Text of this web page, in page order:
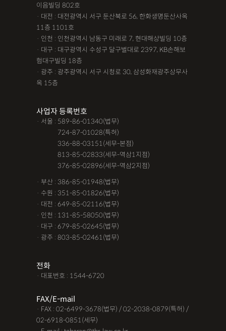
이음빌딩 802호
· 대전 : 대전광역시 서구 둔산북로 56, 한화생명둔산사옥
11층 1101호
· 인천 : 인천광역시 남동구 미래로 7, 현대해상빌딩 10층
· 대구 : 대구광역시 수성구 달구벌대로 2397, KB손해보
험대구빌딩 18층
· 광주 : 광주광역시 서구 시청로 30, 삼성화재광주상무사
옥 15층
사업자 등록번호
· 서울 : 589-86-01340(법무)
724-87-01028(특허)
336-88-03151(세무-본점)
813-85-02833(세무-역삼1지점)
376-85-02896(세무-역삼2지점)
· 부산 : 386-85-01948(법무)
· 수원 : 351-85-01826(법무)
· 대전 : 649-85-02116(법무)
· 인천 : 131-85-58050(법무)
· 대구 : 679-85-02645(법무)
· 광주 : 803-85-02461(법무)
전화
· 대표번호 : 1544-6720
FAX/E-mail
· FAX : 02-6499-3678(법무) / 02-2038-0879(특허) /
02-6918-0851(세무)